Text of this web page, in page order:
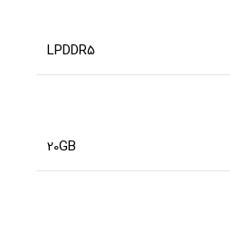
LPDDR5
20GB